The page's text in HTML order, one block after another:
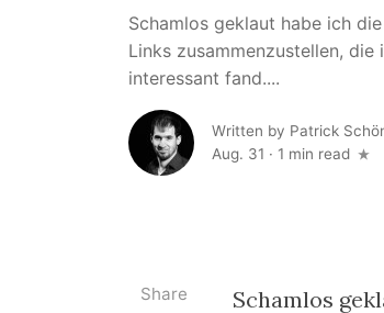
Schamlos geklaut habe ich
Links zusammenzustellen,
interessant fand....
Written by Patrick
Aug. 31 · 1 min read
Schamlos
Share